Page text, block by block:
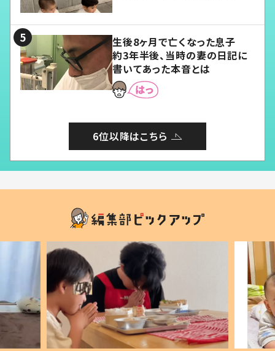
生後8ヶ月で亡くなった息子
約3年半後、当時の妻の日記に
書いてあった本音とは
6位以降はこちら